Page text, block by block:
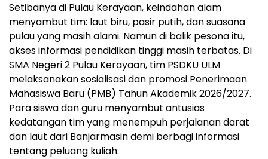
Setibanya di Pulau Kerayaan, keindahan alam
menyambut tim: laut biru, pasir putih, dan suasana
pulau yang masih alami. Namun di balik pesona itu,
akses informasi pendidikan tinggi masih terbatas. Di
SMA Negeri 2 Pulau Kerayaan, tim PSDKU ULM
melaksanakan sosialisasi dan promosi Penerimaan
Mahasiswa Baru (PMB) Tahun Akademik 2026/2027.
Para siswa dan guru menyambut antusias
kedatangan tim yang menempuh perjalanan darat
dan laut dari Banjarmasin demi berbagi informasi
tentang peluang kuliah.